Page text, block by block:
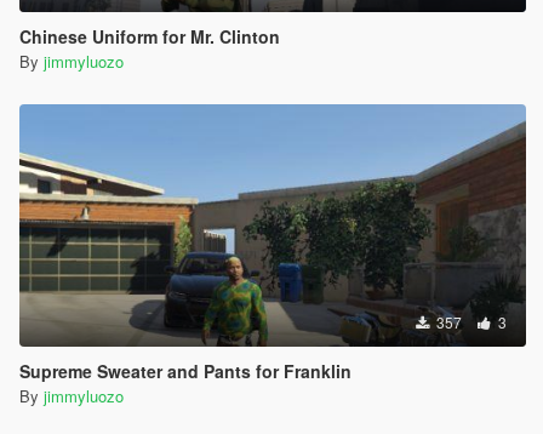
Chinese Uniform for Mr. Clinton
By jimmyluozo
357 3
Supreme Sweater and Pants for Franklin
By jimmyluozo